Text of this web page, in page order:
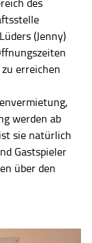
des
(Jenny)
erreichen
werden ab
sie natürlich
Gastspieler
über den